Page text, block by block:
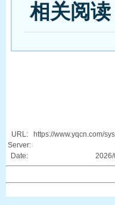
相关阅读
URL:
https://www.yqcn.com/
Server:
Date: